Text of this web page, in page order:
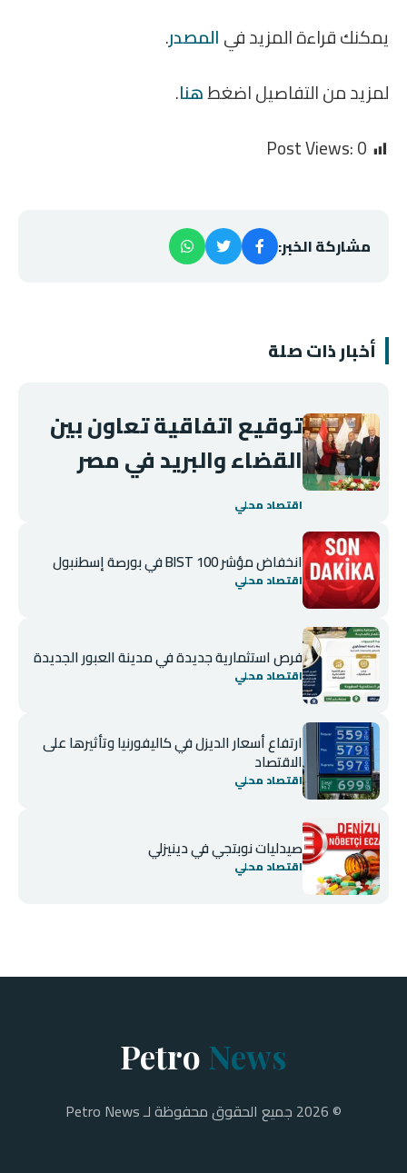
يمكنك قراءة المزيد فيالمصدر.
لمزيد من التفاصيل اضغطهنا.
Post Views:0
مشاركة الخبر:
أخبار ذات صلة
توقيع اتفاقية تعاون بين
القضاء والبريد في مصر
اقتصاد محلي
انخفاض مؤشر BIST 100 في بورصة إسطنبول
اقتصاد محلي
فرص استثمارية جديدة في مدينة العبور الجديدة
اقتصاد محلي
ارتفاع أسعار الديزل في كاليفورنيا وتأثيرها على
الاقتصاد
اقتصاد محلي
صيدليات نوبتجي في دينيزلي
اقتصاد محلي
Petro News
© 2026 جميع الحقوق محفوظة لـ Petro News